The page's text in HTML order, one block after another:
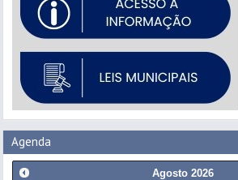
Agenda
Agosto 2026